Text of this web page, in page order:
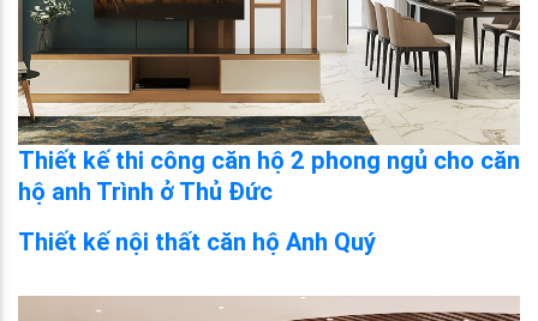
Thiết kế thi công căn hộ 2 phong ngủ cho căn
hộ anh Trình ở Thủ Đức
Thiết kế nội thất căn hộ Anh Quý